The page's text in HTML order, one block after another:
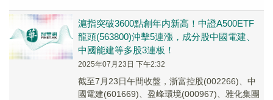
滬指突破3600點創年内新高！中證A500ETF
龍頭(563800)沖擊5連漲，成分股中國電建、
中國能建等多股3連板！
2025年07月23日 下午2:32
截至7月23日午間收盤，浙富控股(002266)、中
國電建(601669)、盈峰環境(000967)、雅化集團